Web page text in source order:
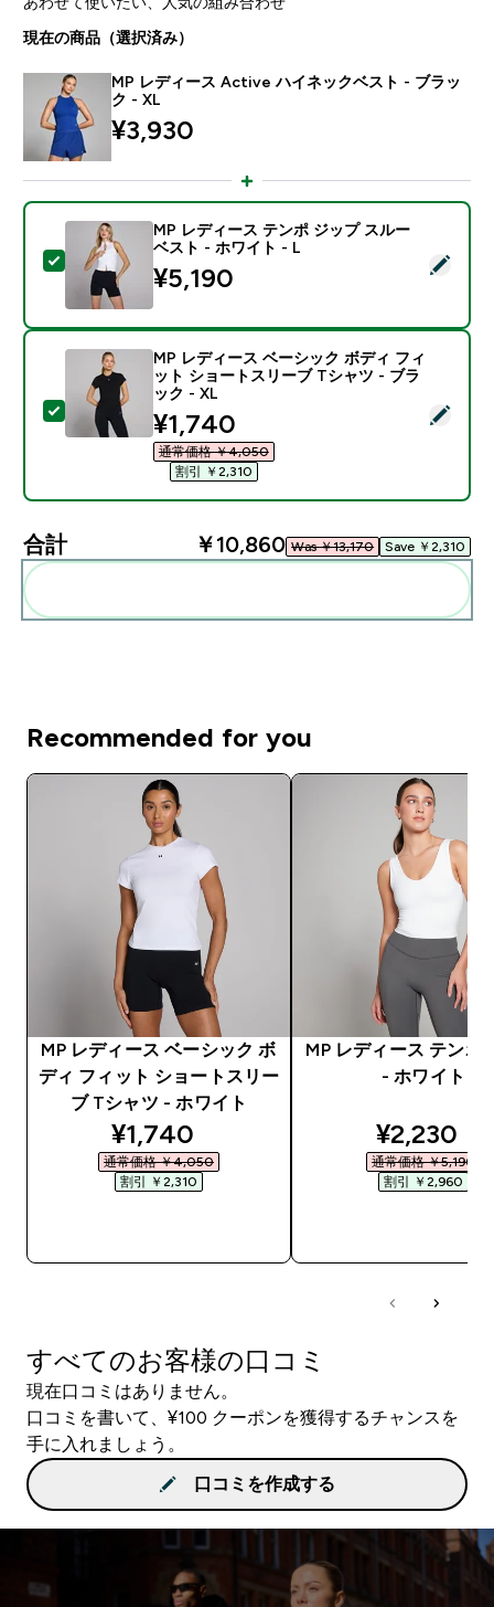
現在の商品（選択済み）
MP レディース Active ハイネックベスト - ブラッ
ク - XL
¥3,930‎
この商品を選択 - MP レディース テンポ ジップ スル
MP レディース テンポ ジップ スルー
ベスト - ホワイト - L
¥5,190‎
この商品を選択 - MP レディース ベーシック ボディ
MP レディース ベーシック ボディ フィ
ット ショートスリーブ Tシャツ - ブラ
ック - XL
discounted price
¥1,740‎
通常価格 ￥4,050‎
割引 ￥2,310‎
合計 ￥10,860‎ Was ￥13,170‎ Save ￥2,310‎
Recommended for you
MP レディース ベーシック ボ
ディ フィット ショートスリー
ブ Tシャツ - ホワイト
discounted price
¥1,740‎
通常価格 ￥4,050‎
割引 ￥2,310‎
MP レディース テンポ
- ホワイト
¥2,230‎
通常価格 ￥5,190‎
割引 ￥2,960‎
すべてのお客様の口コミ
現在口コミはありません。
口コミを書いて、¥100 クーポンを獲得するチャンスを
手に入れましょう。
口コミを作成する